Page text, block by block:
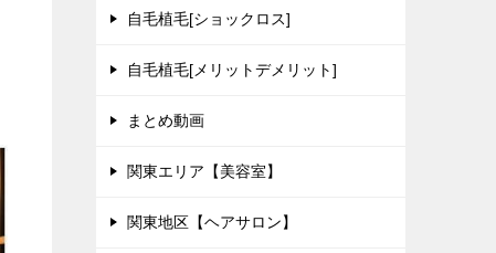
自毛植毛[ショックロス]
自毛植毛[メリットデメリット]
まとめ動画
関東エリア【美容室】
関東地区【ヘアサロン】